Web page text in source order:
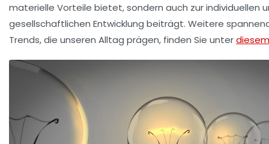
materielle Vorteile bietet, sondern auch zur individuellen
gesellschaftlichen Entwicklung beiträgt. Weitere
Trends, die unseren Alltag prägen, finden Sie unter